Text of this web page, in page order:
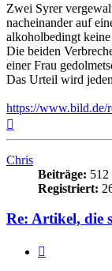
Zwei Syrer
nacheinander auf
alkoholbedingt
Die beiden
einer Frau
Das Urteil wird
https://www.bild.de/
Chris
Beiträge: 512
Registriert:
Re: Artikel, die